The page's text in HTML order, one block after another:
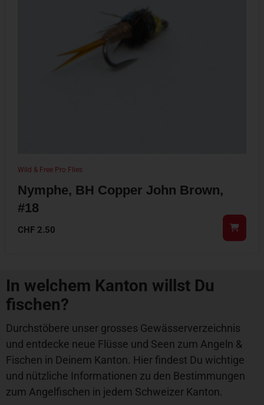
Wild & Free Pro Flies
Nymphe, BH Copper John Brown,
#18
CHF 2.50
In welchem Kanton willst Du
fischen?
Durchstöbere unser grosses Gewässerverzeichnis
und entdecke neue Flüsse und Seen zum Angeln &
Fischen in Deinem Kanton. Hier findest Du wichtige
und nützliche Informationen zu den Bestimmungen
zum Angelfischen in jedem Schweizer Kanton.